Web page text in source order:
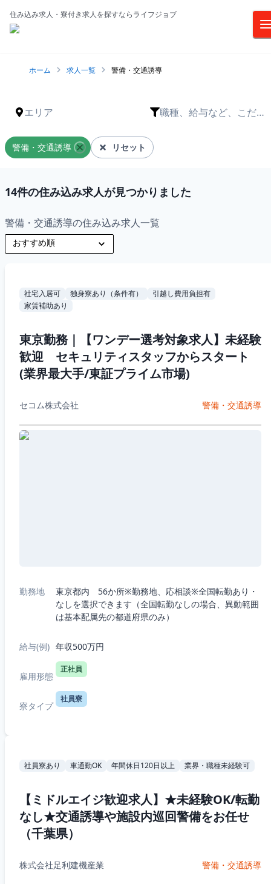
住み込み求人・寮付き求人を探すならライフジョブ
ホーム 求人一覧 警備・交通誘導
エリア
職種、給与など、こだわ
警備・交通誘導 リセット
14件の住み込み求人が見つかりました
警備・交通誘導の住み込み求人一覧
社宅入居可 独身寮あり（条件有）
引越し費用負担有
家賃補助あり
東京勤務｜【ワンデー選考対象求人】未経験
歓迎 セキュリティスタッフからスタート
(業界最大手/東証プライム市場)
セコム株式会社 警備・交通誘導
勤務地
東京都内 56か所※勤務地、応相談※全国転勤あり・
なしを選択できます（全国転勤なしの場合、異動範囲
は基本配属先の都道府県のみ）
給与(例) 年収500万円
雇用形態
正社員
寮タイプ
社員寮
社員寮あり 車通勤OK 年間休日120日以上 業界・職種未経験可
【ミドルエイジ歓迎求人】★未経験OK/転勤
なし★交通誘導や施設内巡回警備をお任せ
（千葉県）
株式会社足利建機産業 警備・交通誘導